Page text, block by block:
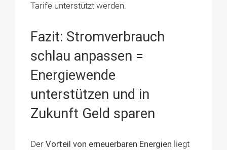
Tarife unterstützt werden.
Fazit: Stromverbrauch
schlau anpassen =
Energiewende
unterstützen und in
Zukunft Geld sparen
DerVorteil von erneuerbaren Energien liegt